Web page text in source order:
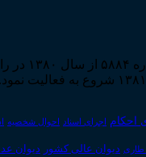
مرکز
احکام اجرای اسناد احوال شخصیه
دیوان عالی کشور دیوان